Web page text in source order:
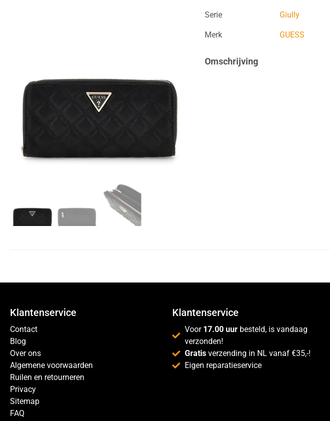
Serie Giully
Merk GUESS
Omschrijving
Klantenservice
Contact
Blog
Over ons
Algemene voorwaarden
Ruilen en retourneren
Privacy
Sitemap
FAQ
Klantenservice
Voor 17.00 uur besteld, is vandaag
verzonden!
Gratis verzending in NL vanaf €35,-!
Eigen reparatieservice